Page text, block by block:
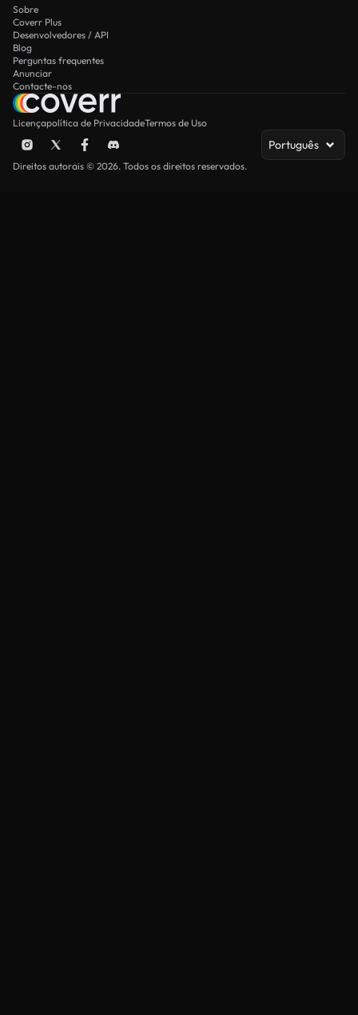
Sobre
Coverr Plus
Desenvolvedores / API
Blog
Perguntas frequentes
Anunciar
Contacte-nos
Licençapolítica de PrivacidadeTermos de Uso
Português
Direitos autorais © 2026. Todos os direitos reservados.